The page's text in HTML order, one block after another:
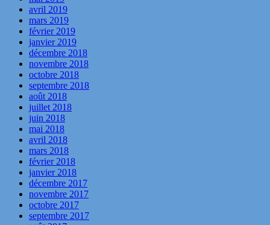
avril 2019
mars 2019
février 2019
janvier 2019
décembre 2018
novembre 2018
octobre 2018
septembre 2018
août 2018
juillet 2018
juin 2018
mai 2018
avril 2018
mars 2018
février 2018
janvier 2018
décembre 2017
novembre 2017
octobre 2017
septembre 2017